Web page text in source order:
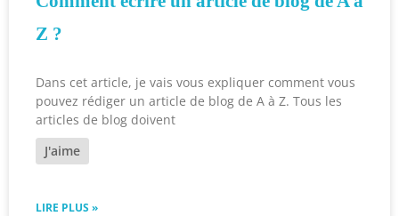
Z ?
Dans cet article, je vais vous expliquer comment vous
pouvez rédiger un article de blog de A à Z. Tous les
articles de blog doivent
J'aime
LIRE PLUS »